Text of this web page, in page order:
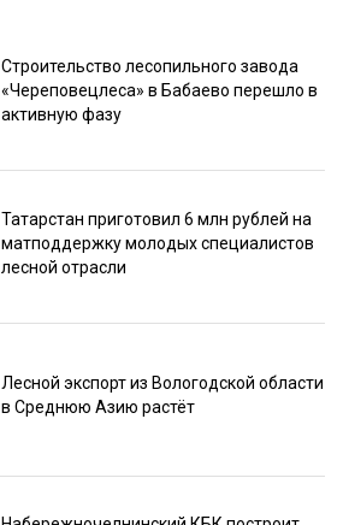
Строительство лесопильного завода
«Череповецлеса» в Бабаево перешло в
активную фазу
Татарстан приготовил 6 млн рублей на
матподдержку молодых специалистов
лесной отрасли
Лесной экспорт из Вологодской области
в Среднюю Азию растёт